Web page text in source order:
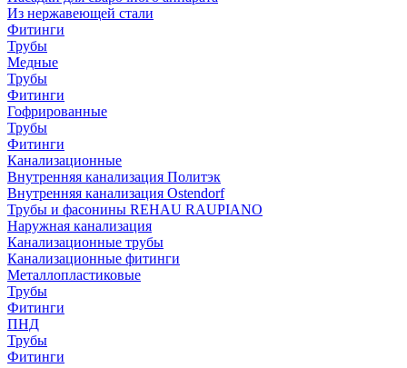
Из нержавеющей стали
Фитинги
Трубы
Медные
Трубы
Фитинги
Гофрированные
Трубы
Фитинги
Канализационные
Внутренняя канализация Политэк
Внутренняя канализация Ostendorf
Трубы и фасонины REHAU RAUPIANO
Наружная канализация
Канализационные трубы
Канализационные фитинги
Металлопластиковые
Трубы
Фитинги
ПНД
Трубы
Фитинги